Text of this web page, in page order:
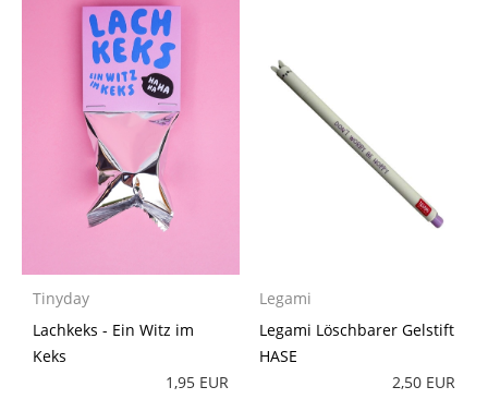
Tinyday
Lachkeks - Ein Witz im
Keks
1,95 EUR
Legami
Legami Löschbarer Gelstift
HASE
2,50 EUR